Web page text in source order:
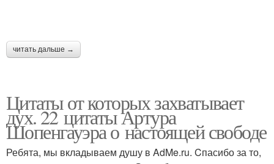
читать дальше →
Цитаты от которых захватывает
дух. 22 цитаты Артура
Шопенгауэра о настоящей свободе
Ребята, мы вкладываем душу в AdMe.ru. Cпасибо за то,